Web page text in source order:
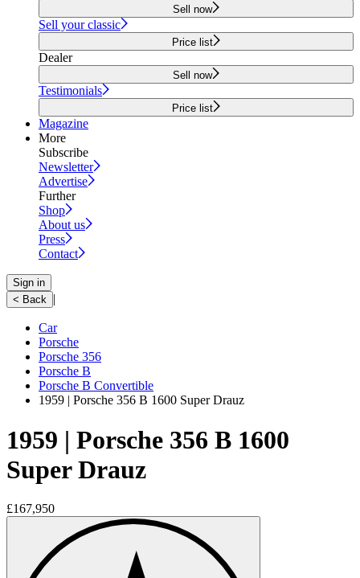
Sell now
Sell your classic
Price list
Dealer
Sell now
Testimonials
Price list
Magazine
More
Subscribe
Newsletter
Advertise
Further
Shop
About us
Press
Contact
Sign in
< Back |
Car
Porsche
Porsche 356
Porsche B
Porsche B Convertible
1959 | Porsche 356 B 1600 Super Drauz
1959 | Porsche 356 B 1600
Super Drauz
£167,950